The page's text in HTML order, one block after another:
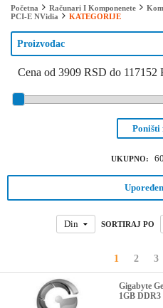
Početna Računari I Komponenete
PCI-E NVidia
KATEGORIJE
Proizvođac
Cena od 3909 RSD do 117152
Poništi
UKUPNO: 60
Din SORTIRAJ PO
1 2 3
Gigabyte
1GB DDR3